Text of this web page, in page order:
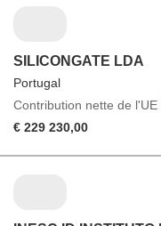
SILICONGATE LDA
Portugal
Contribution nette de l'UE
€ 229 230,00